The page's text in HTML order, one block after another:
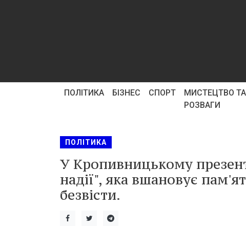
ПОЛІТИКА БІЗНЕС СПОРТ
МИСТЕЦТВО ТА
РОЗВАГИ
ПОЛІТИКА
У Кропивницькому
надії", яка вшановує
безвісти.